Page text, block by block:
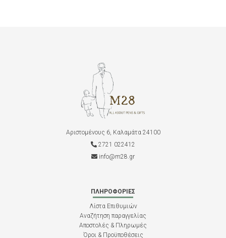
Αριστομένους 6, Καλαμάτα 24100
2721 022412
info@m28.gr
ΠΛΗΡΟΦΟΡΊΕΣ
Λίστα Επιθυμιών
Αναζήτηση παραγγελίας
Αποστολές & Πληρωμές
Όροι & Προϋποθέσεις